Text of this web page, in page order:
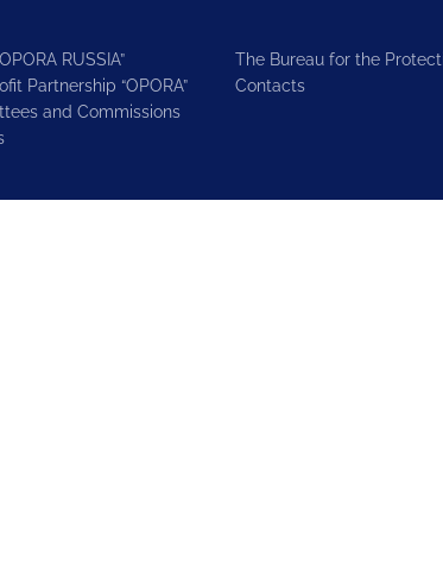
RUSSIA”
Partnership “OPORA”
and Commissions
The Bureau for the
Contacts